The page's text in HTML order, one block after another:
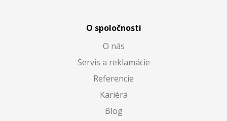
O spoločnosti
O nás
Servis a reklamácie
Referencie
Kariéra
Blog